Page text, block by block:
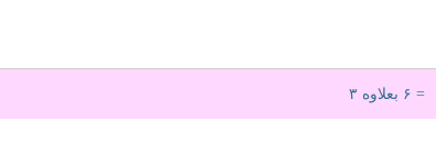
= ۶ بعلاوه ۳